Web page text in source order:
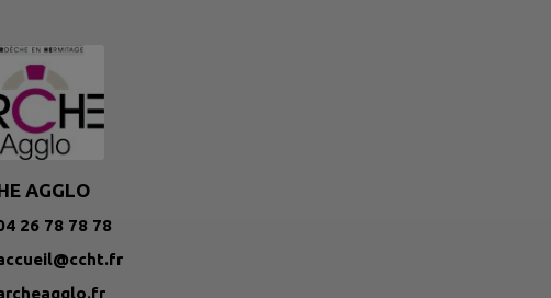
AGGLO
26 78 78 78